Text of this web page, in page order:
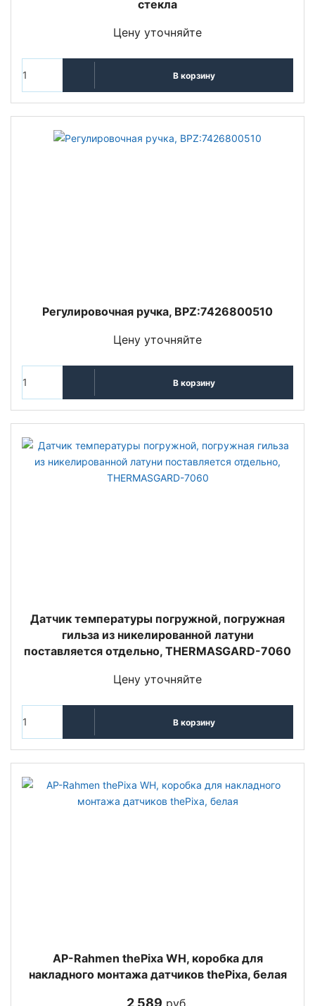
стекла
Цену уточняйте
В корзину
Регулировочная ручка, BPZ:7426800510
Цену уточняйте
В корзину
Датчик температуры погружной, погружная
гильза из никелированной латуни
поставляется отдельно, THERMASGARD-7060
Цену уточняйте
В корзину
AP-Rahmen thePixa WH, коробка для
накладного монтажа датчиков thePixa, белая
2 589